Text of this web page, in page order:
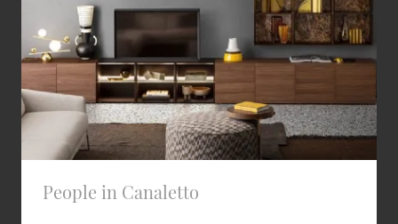
People in Canaletto